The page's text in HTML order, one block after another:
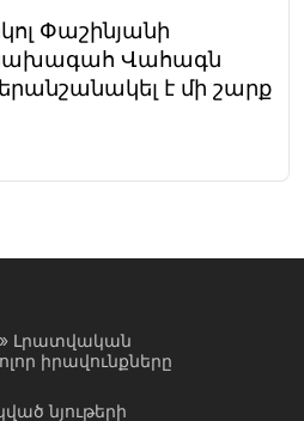
Փաշինյանի
Վահագն
է մի շարք
Լրատվական
իրավունքները
նյութերի